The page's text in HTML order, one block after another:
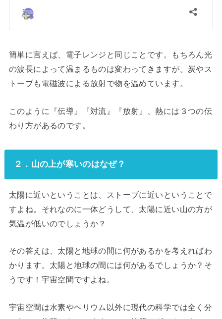
簡単に言えば、電子レンジと同じことです。もちろん光
の波長によって温まるものは変わってきますが。炭やス
トーブも電磁波による放射で物を温めています。
このように『伝導』『対流』『放射』、熱には３つの伝
わり方があるのです。
２．山の上が寒いのはなぜ？
太陽に近いということは、ストーブに近いということで
すよね。それなのに一体どうして、太陽に近い山の方が
気温が低いのでしょうか？
その答えは、太陽と地球の間に何があるかを考えればわ
かります。太陽と地球の間には何があるでしょうか？そ
うです！宇宙空間ですよね。
宇宙空間は水素やヘリウム以外に現代の科学では全く分